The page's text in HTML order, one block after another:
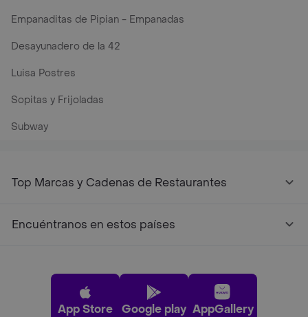
Empanaditas de Pipian - Empanadas
Desayunadero de la 42
Luisa Postres
Sopitas y Frijoladas
Subway
Top Marcas y Cadenas de Restaurantes
Encuéntranos en estos países
App Store Google play AppGallery